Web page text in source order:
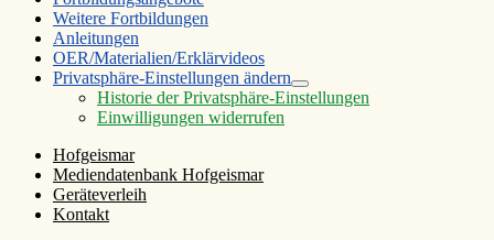
Weitere Fortbildungen
Anleitungen
OER/Materialien/Erklärvideos
Privatsphäre-Einstellungen ändern
open
child
Historie der Privatsphäre-Einstellungen
Einwilligungen widerrufen
Sidebar
Hofgeismar
Mediendatenbank Hofgeismar
Geräteverleih
Kontakt